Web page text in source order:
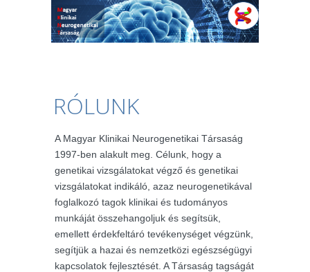
RÓLUNK
A Magyar Klinikai Neurogenetikai Társaság
1997-ben alakult meg. Célunk, hogy a
genetikai vizsgálatokat végző és genetikai
vizsgálatokat indikáló, azaz neurogenetikával
foglalkozó tagok klinikai és tudományos
munkáját összehangoljuk és segítsük,
emellett érdekfeltáró tevékenységet végzünk,
segítjük a hazai és nemzetközi egészségügyi
kapcsolatok fejlesztését. A Társaság tagságát